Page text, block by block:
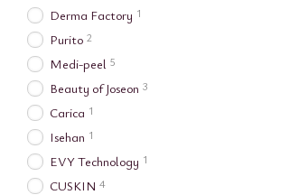
Derma Factory 1
Purito 2
Medi-peel 5
Beauty of Joseon 3
Carica 1
Isehan 1
EVY Technology 1
CUSKIN 4